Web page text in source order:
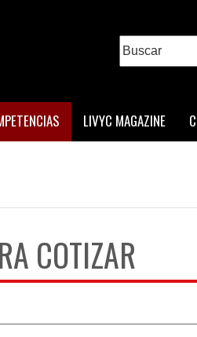
LIVYC MAGAZINE
COTIZAR